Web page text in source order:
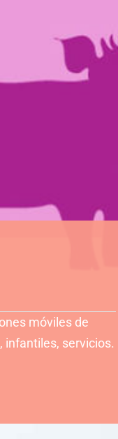
móviles de
infantiles, servicios.